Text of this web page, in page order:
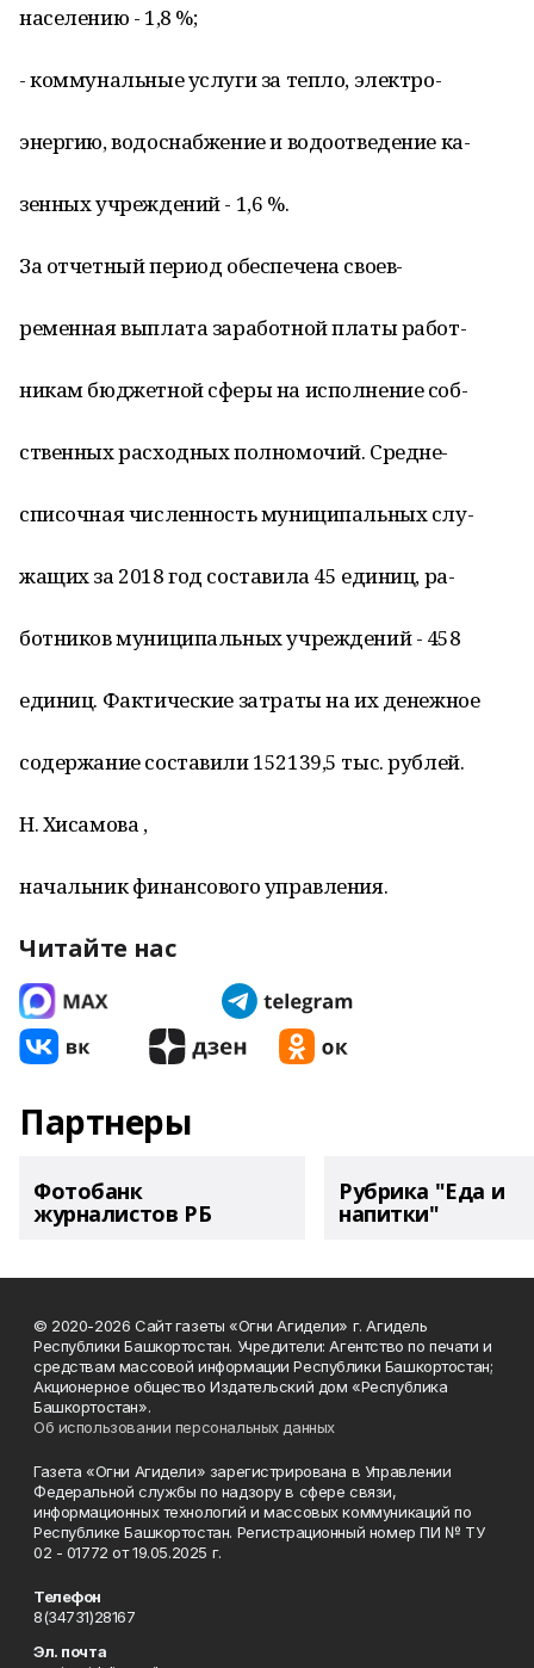
населению - 1,8 %;
- коммунальные услуги за тепло, электро-
энергию, водоснабжение и водоотведение ка-
зенных учреждений - 1,6 %.
За отчетный период обеспечена своев-
ременная выплата заработной платы работ-
никам бюджетной сферы на исполнение соб-
ственных расходных полномочий. Средне-
списочная численность муниципальных слу-
жащих за 2018 год составила 45 единиц, ра-
ботников муниципальных учреждений - 458
единиц. Фактические затраты на их денежное
содержание составили 152139,5 тыс. рублей.
Н. Хисамова ,
начальник финансового управления.
Читайте нас
Партнеры
Фотобанк
журналистов РБ
Рубрика "Еда и
напитки"
© 2020-2026 Сайт газеты «Огни Агидели» г. Агидель
Республики Башкортостан. Учредители: Агентство по печати и
средствам массовой информации Республики Башкортостан;
Акционерное общество Издательский дом «Республика
Башкортостан».
Об использовании персональных данных
Газета «Огни Агидели» зарегистрирована в Управлении
Федеральной службы по надзору в сфере связи,
информационных технологий и массовых коммуникаций по
Республике Башкортостан. Регистрационный номер ПИ № ТУ
02 - 01772 от 19.05.2025 г.
Телефон
8(34731)28167
Эл. почта